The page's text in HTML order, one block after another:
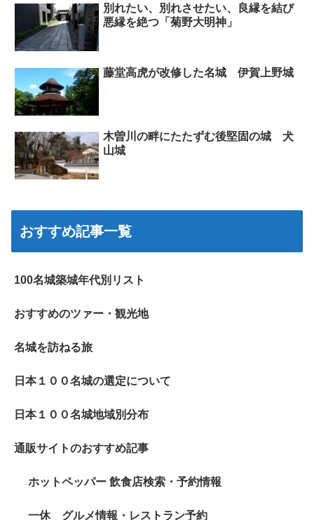
別れたい、別れさせたい、良縁を結び
悪縁を絶つ「菊野大明神」
藤堂高虎が改修した名城 伊賀上野城
木曽川の畔にたたずむ後堅固の城 犬
山城
おすすめ記事一覧
100名城築城年代別リスト
おすすめのツァー・観光地
名城を訪ねる旅
日本１００名城の選定について
日本１００名城地域別分布
通販サイトのおすすめ記事
ホットペッパー 飲食店検索・予約情報
一休 グルメ情報・レストラン予約